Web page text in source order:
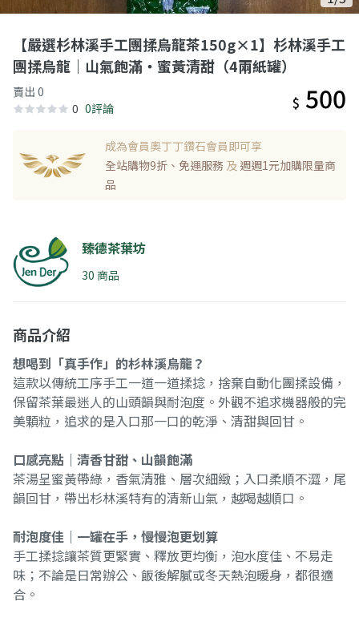
【嚴選杉林溪手工團揉烏龍茶150g×1】杉林溪手工
團揉烏龍｜山氣飽滿・蜜黃清甜（4兩紙罐）
賣出 0
0 0評論 $ 500
成為會員奧丁丁鑽石會員即可享
全站購物9折、免運服務 及 週週1元加購限量商
品
臻德茶葉坊
30 商品
商品介紹
想喝到「真手作」的杉林溪烏龍？
這款以傳統工序手工一道一道揉捻，捨棄自動化團揉設備，
保留茶葉最迷人的山頭韻與耐泡度。外觀不追求機器般的完
美顆粒，追求的是入口那一口的乾淨、清甜與回甘。
口感亮點｜清香甘甜、山韻飽滿
茶湯呈蜜黃帶綠，香氣清雅、層次細緻；入口柔順不澀，尾
韻回甘，帶出杉林溪特有的清新山氣，越喝越順口。
耐泡度佳｜一罐在手，慢慢泡更划算
手工揉捻讓茶質更緊實、釋放更均衡，泡水度佳、不易走
味；不論是日常辦公、飯後解膩或冬天熱泡暖身，都很適
合。